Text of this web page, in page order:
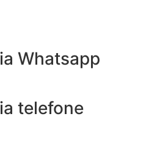
Whatsapp
telefone